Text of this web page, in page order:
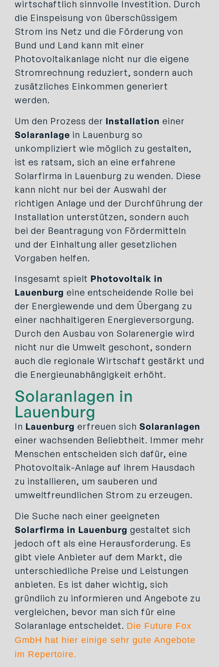
wirtschaftlich sinnvolle Investition. Durch
die Einspeisung von überschüssigem
Strom ins Netz und die Förderung von
Bund und Land kann mit einer
Photovoltaikanlage nicht nur die eigene
Stromrechnung reduziert, sondern auch
zusätzliches Einkommen generiert
werden.
Um den Prozess der Installation einer
Solaranlage in Lauenburg so
unkompliziert wie möglich zu gestalten,
ist es ratsam, sich an eine erfahrene
Solarfirma in Lauenburg zu wenden. Diese
kann nicht nur bei der Auswahl der
richtigen Anlage und der Durchführung der
Installation unterstützen, sondern auch
bei der Beantragung von Fördermitteln
und der Einhaltung aller gesetzlichen
Vorgaben helfen.
Insgesamt spielt Photovoltaik in
Lauenburg eine entscheidende Rolle bei
der Energiewende und dem Übergang zu
einer nachhaltigeren Energieversorgung.
Durch den Ausbau von Solarenergie wird
nicht nur die Umwelt geschont, sondern
auch die regionale Wirtschaft gestärkt und
die Energieunabhängigkeit erhöht.
Solaranlagen in
Lauenburg
In Lauenburg erfreuen sich Solaranlagen
einer wachsenden Beliebtheit. Immer mehr
Menschen entscheiden sich dafür, eine
Photovoltaik-Anlage auf ihrem Hausdach
zu installieren, um sauberen und
umweltfreundlichen Strom zu erzeugen.
Die Suche nach einer geeigneten
Solarfirma in Lauenburg gestaltet sich
jedoch oft als eine Herausforderung. Es
gibt viele Anbieter auf dem Markt, die
unterschiedliche Preise und Leistungen
anbieten. Es ist daher wichtig, sich
gründlich zu informieren und Angebote zu
vergleichen, bevor man sich für eine
Solaranlage entscheidet. Die Future Fox
GmbH hat hier einige sehr gute Angebote
im Repertoire.